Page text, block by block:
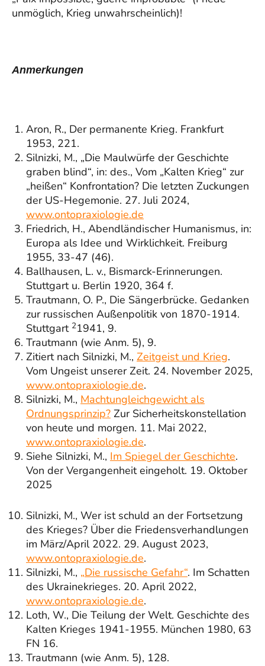
unmöglich, Krieg unwahrscheinlich)!
Anmerkungen
Aron, R., Der permanente Krieg. Frankfurt
1953, 221.
Silnizki, M., „Die Maulwürfe der Geschichte
graben blind“, in: des., Vom „Kalten Krieg“ zur
„heißen“ Konfrontation? Die letzten Zuckungen
der US-Hegemonie. 27. Juli 2024,
www.ontopraxiologie.de
Friedrich, H., Abendländischer Humanismus, in:
Europa als Idee und Wirklichkeit. Freiburg
1955, 33-47 (46).
Ballhausen, L. v., Bismarck-Erinnerungen.
Stuttgart u. Berlin 1920, 364 f.
Trautmann, O. P., Die Sängerbrücke. Gedanken
zur russischen Außenpolitik von 1870-1914.
Stuttgart 21941, 9.
Trautmann (wie Anm. 5), 9.
Zitiert nach Silnizki, M., Zeitgeist und Krieg.
Vom Ungeist unserer Zeit. 24. November 2025,
www.ontopraxiologie.de.
Silnizki, M., Machtungleichgewicht als
Ordnungsprinzip? Zur Sicherheitskonstellation
von heute und morgen. 11. Mai 2022,
www.ontopraxiologie.de.
Siehe Silnizki, M., Im Spiegel der Geschichte.
Von der Vergangenheit eingeholt. 19. Oktober
2025
Silnizki, M., Wer ist schuld an der Fortsetzung
des Krieges? Über die Friedensverhandlungen
im März/April 2022. 29. August 2023,
www.ontopraxiologie.de.
Silnizki, M., „Die russische Gefahr“. Im Schatten
des Ukrainekrieges. 20. April 2022,
www.ontopraxiologie.de.
Loth, W., Die Teilung der Welt. Geschichte des
Kalten Krieges 1941-1955. München 1980, 63
FN 16.
Trautmann (wie Anm. 5), 128.